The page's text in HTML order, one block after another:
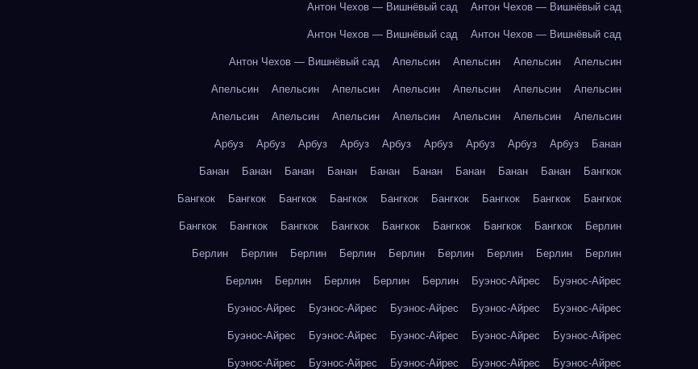
Антон Чехов — Вишнёвый сад Антон Чехов — Вишнёвый сад
Антон Чехов — Вишнёвый сад Антон Чехов — Вишнёвый сад
Антон Чехов — Вишнёвый сад Апельсин Апельсин Апельсин Апельсин
Апельсин Апельсин Апельсин Апельсин Апельсин Апельсин Апельсин
Апельсин Апельсин Апельсин Апельсин Апельсин Апельсин Апельсин
Арбуз Арбуз Арбуз Арбуз Арбуз Арбуз Арбуз Арбуз Арбуз Банан
Банан Банан Банан Банан Банан Банан Банан Банан Банан Бангкок
Бангкок Бангкок Бангкок Бангкок Бангкок Бангкок Бангкок Бангкок Бангкок
Бангкок Бангкок Бангкок Бангкок Бангкок Бангкок Бангкок Бангкок Берлин
Берлин Берлин Берлин Берлин Берлин Берлин Берлин Берлин Берлин
Берлин Берлин Берлин Берлин Берлин Буэнос-Айрес Буэнос-Айрес
Буэнос-Айрес Буэнос-Айрес Буэнос-Айрес Буэнос-Айрес Буэнос-Айрес
Буэнос-Айрес Буэнос-Айрес Буэнос-Айрес Буэнос-Айрес Буэнос-Айрес
Буэнос-Айрес Буэнос-Айрес Буэнос-Айрес Буэнос-Айрес Буэнос-Айрес